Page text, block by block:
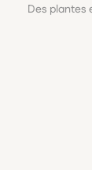
Des plantes